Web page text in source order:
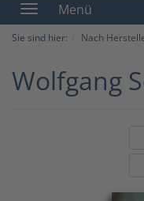
Toggle
navigation
Menü
Sie sind hier: Nach
Wolfgang